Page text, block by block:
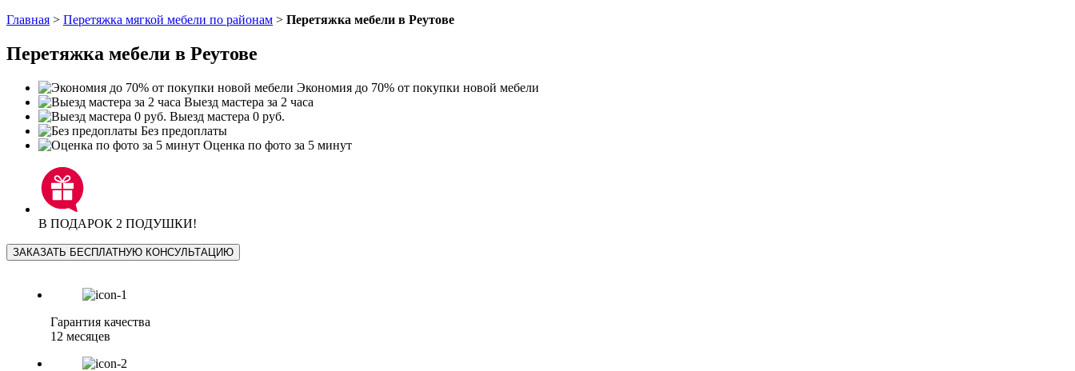
Главная > Перетяжка мягкой мебели по районам > Перетяжка мебели в Реутове
Перетяжка мебели в Реутове
Экономия до 70% от покупки новой мебели
Выезд мастера за 2 часа
Выезд мастера 0 руб.
Без предоплаты
Оценка по фото за 5 минут
В ПОДАРОК 2 ПОДУШКИ!
ЗАКАЗАТЬ БЕСПЛАТНУЮ КОНСУЛЬТАЦИЮ
Гарантия качества
12 месяцев